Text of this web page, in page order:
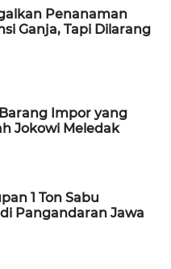
Penanaman
Ganja, Tapi Dilarang
Impor yang
Jokowi Meledak
1 Ton Sabu
Pangandaran Jawa